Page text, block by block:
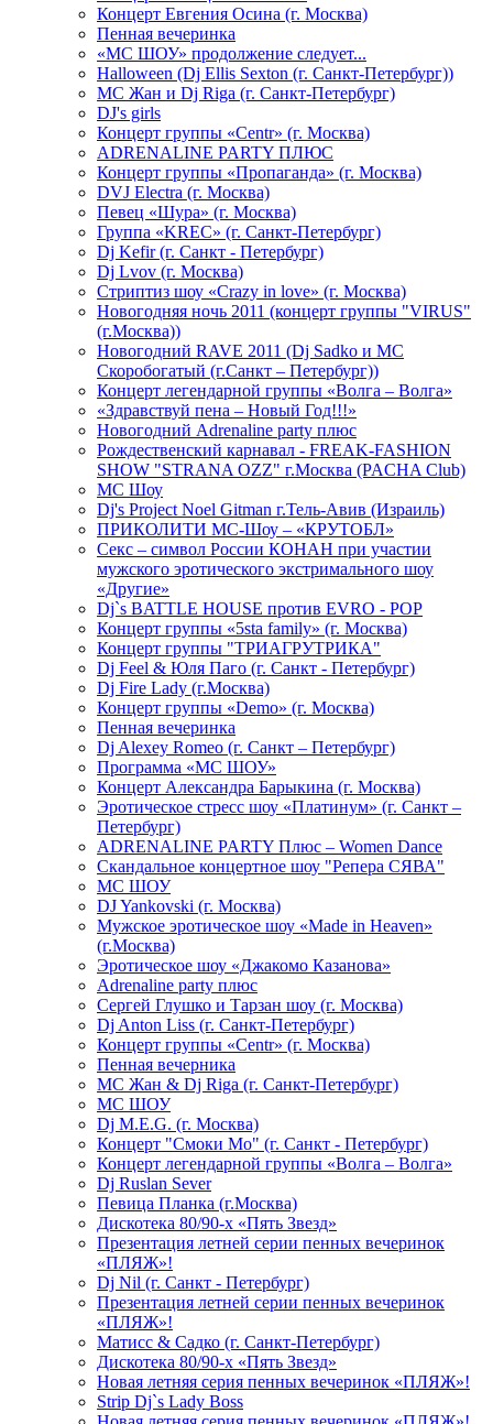
Концерт Евгения Осина (г. Москва)
Пенная вечеринка
«МС ШОУ» продолжение следует...
Halloween (Dj Ellis Sexton (г. Санкт-Петербург))
МС Жан и Dj Riga (г. Санкт-Петербург)
DJ's girls
Концерт группы «Centr» (г. Москва)
ADRENALINE PARTY ПЛЮС
Концерт группы «Пропаганда» (г. Москва)
DVJ Electra (г. Москва)
Певец «Шура» (г. Москва)
Группа «KREC» (г. Санкт-Петербург)
Dj Kefir (г. Санкт - Петербург)
Dj Lvov (г. Москва)
Стриптиз шоу «Crazy in love» (г. Москва)
Новогодняя ночь 2011 (концерт группы "VIRUS"
(г.Москва))
Новогодний RAVE 2011 (Dj Sadko и MC
Скоробогатый (г.Санкт – Петербург))
Концерт легендарной группы «Волга – Волга»
«Здравствуй пена – Новый Год!!!»
Новогодний Adrenaline party плюс
Рождественский карнавал - FREAK-FASHION
SHOW "STRANA OZZ" г.Москва (PACHA Club)
MC Шоу
Dj's Project Noel Gitman г.Тель-Авив (Израиль)
ПРИКОЛИТИ МС-Шоу – «КРУТОБЛ»
Секс – символ России КОНАН при участии
мужского эротического экстримального шоу
«Другие»
Dj`s BATTLE HOUSE против EVRO - POP
Концерт группы «5sta family» (г. Москва)
Концерт группы "ТРИАГРУТРИКА"
Dj Feel & Юля Паго (г. Санкт - Петербург)
Dj Fire Lady (г.Москва)
Концерт группы «Demo» (г. Москва)
Пенная вечеринка
Dj Alexey Romeo (г. Санкт – Петербург)
Программа «МС ШОУ»
Концерт Александра Барыкина (г. Москва)
Эротическое стресс шоу «Платинум» (г. Санкт –
Петербург)
ADRENALINE PARTY Плюс – Women Dance
Скандальное концертное шоу "Репера СЯВА"
МС ШОУ
DJ Yankovski (г. Москва)
Мужское эротическое шоу «Made in Heaven»
(г.Москва)
Эротическое шоу «Джакомо Казанова»
Adrenaline party плюс
Сергей Глушко и Тарзан шоу (г. Москва)
Dj Anton Liss (г. Санкт-Петербург)
Концерт группы «Centr» (г. Москва)
Пенная вечерника
МС Жан & Dj Riga (г. Санкт-Петербург)
МС ШОУ
Dj M.E.G. (г. Москва)
Концерт "Смоки Мо" (г. Санкт - Петербург)
Концерт легендарной группы «Волга – Волга»
Dj Ruslan Sever
Певица Планка (г.Москва)
Дискотека 80/90-х «Пять Звезд»
Презентация летней серии пенных вечеринок
«ПЛЯЖ»!
Dj Nil (г. Санкт - Петербург)
Презентация летней серии пенных вечеринок
«ПЛЯЖ»!
Матисс & Садко (г. Санкт-Петербург)
Дискотека 80/90-х «Пять Звезд»
Новая летняя серия пенных вечеринок «ПЛЯЖ»!
Strip Dj`s Lady Boss